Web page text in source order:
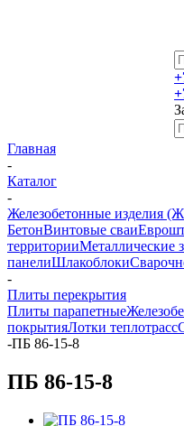
Главная
-
Каталог
-
Железобетонные изделия
БетонВинтовые сваи
территорииМеталлические
панелиШлакоблоки
-
Плиты перекрытия
Плиты парапетные
покрытияЛотки теплотрасс
-ПБ 86-15-8
ПБ 86-15-8